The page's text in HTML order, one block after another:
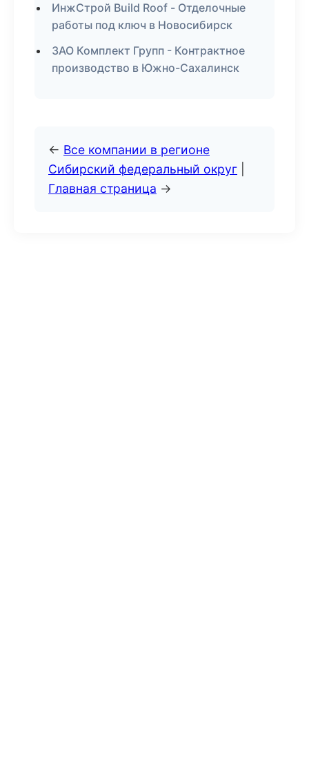
ИнжСтрой Build Roof - Отделочные
работы под ключ в Новосибирск
ЗАО Комплект Групп - Контрактное
производство в Южно-Сахалинск
← Все компании в регионе
Сибирский федеральный округ
Главная страница →